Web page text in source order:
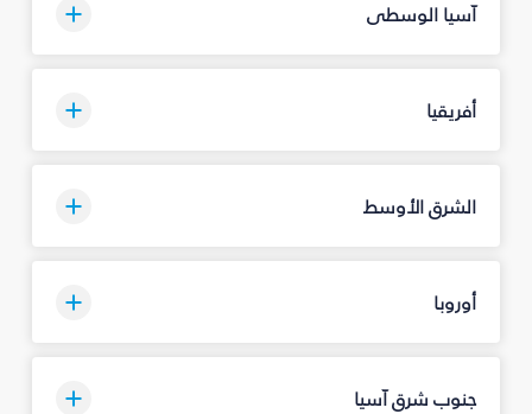
آسيا الوسطى
أفريقيا
الشرق الأوسط
أوروبا
جنوب شرق آسيا